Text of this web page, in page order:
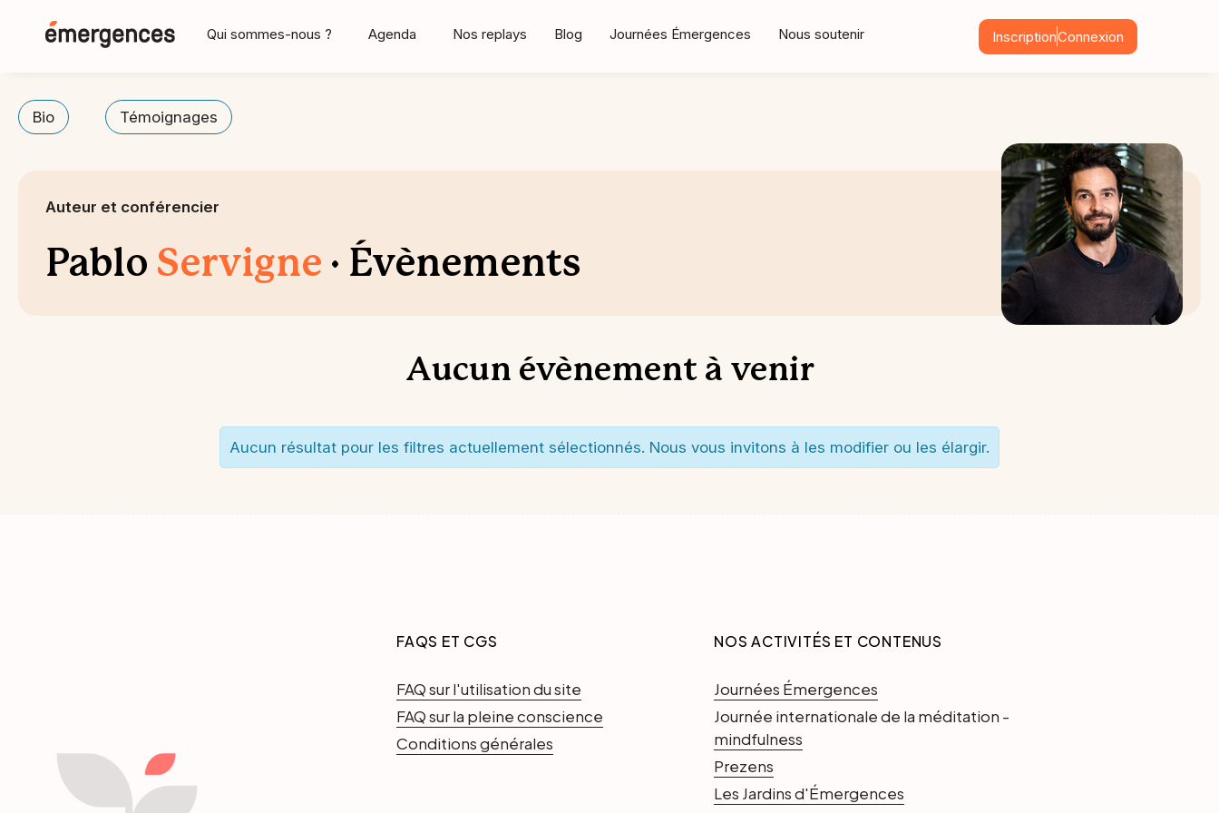
Qui sommes-nous ? Agenda Nos replays Blog Journées Émergences Nous soutenir InscriptionConnexion
Bio Témoignages
Auteur et conférencier
Pablo Servigne · Évènements
Aucun évènement à venir
Aucun résultat pour les filtres actuellement sélectionnés. Nous vous invitons à les modifier ou les élargir.
FAQS ET CGS
FAQ sur l'utilisation du site
FAQ sur la pleine conscience
Conditions générales
NOS ACTIVITÉS ET CONTENUS
Journées Émergences
Journée internationale de la méditation -
mindfulness
Prezens
Les Jardins d'Émergences